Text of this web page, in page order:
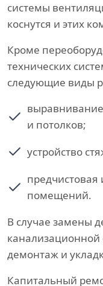
системы
коснутся и этих
Кроме
технических
следующие виды
и потолков;
устройство
предчистовая
помещений.
В случае замены
канализационной
демонтаж и
Капитальный